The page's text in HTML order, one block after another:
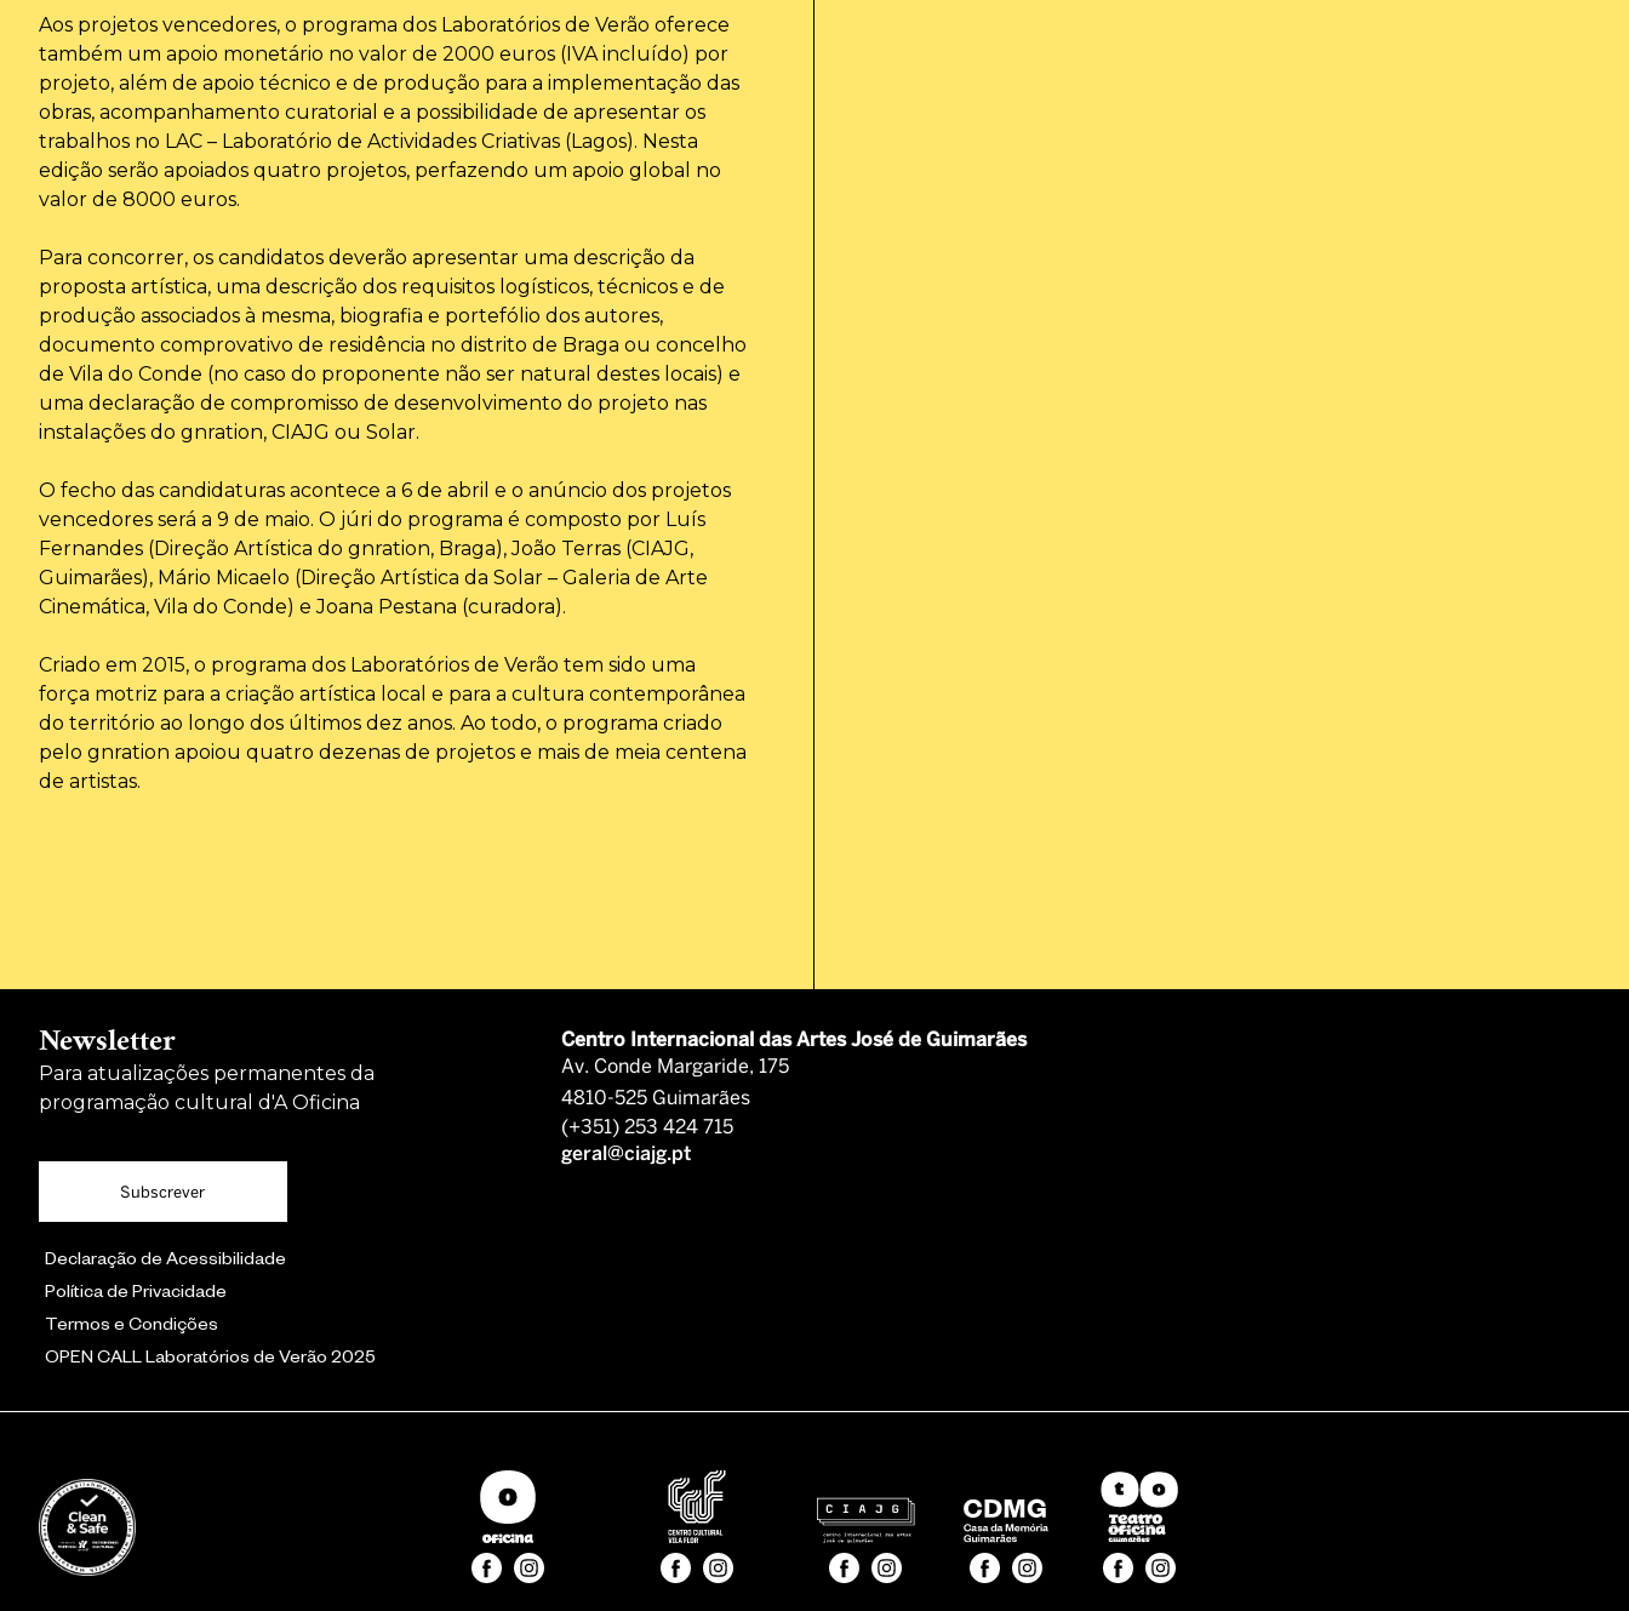
Aos projetos vencedores, o programa dos Laboratórios de Verão oferece
também um apoio monetário no valor de 2000 euros (IVA incluído) por
projeto, além de apoio técnico e de produção para a implementação das
obras, acompanhamento curatorial e a possibilidade de apresentar os
trabalhos no LAC – Laboratório de Actividades Criativas (Lagos). Nesta
edição serão apoiados quatro projetos, perfazendo um apoio global no
valor de 8000 euros.
Para concorrer, os candidatos deverão apresentar uma descrição da
proposta artística, uma descrição dos requisitos logísticos, técnicos e de
produção associados à mesma, biografia e portefólio dos autores,
documento comprovativo de residência no distrito de Braga ou concelho
de Vila do Conde (no caso do proponente não ser natural destes locais) e
uma declaração de compromisso de desenvolvimento do projeto nas
instalações do gnration, CIAJG ou Solar.
O fecho das candidaturas acontece a 6 de abril e o anúncio dos projetos
vencedores será a 9 de maio. O júri do programa é composto por Luís
Fernandes (Direção Artística do gnration, Braga), João Terras (CIAJG,
Guimarães), Mário Micaelo (Direção Artística da Solar – Galeria de Arte
Cinemática, Vila do Conde) e Joana Pestana (curadora).
Criado em 2015, o programa dos Laboratórios de Verão tem sido uma
força motriz para a criação artística local e para a cultura contemporânea
do território ao longo dos últimos dez anos. Ao todo, o programa criado
pelo gnration apoiou quatro dezenas de projetos e mais de meia centena
de artistas.
Newsletter
Para atualizações permanentes da
programação cultural d'A Oficina
Subscrever
Declaração de Acessibilidade
Política de Privacidade
Termos e Condições
OPEN CALL Laboratórios de Verão 2025
Centro Internacional das Artes José de Guimarães
Av. Conde Margaride, 175
4810-525 Guimarães
(+351) 253 424 715
geral@ciajg.pt